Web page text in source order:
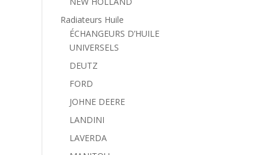
Radiateurs Huile
ÉCHANGEURS D’HUILE
UNIVERSELS
DEUTZ
FORD
JOHNE DEERE
LANDINI
LAVERDA